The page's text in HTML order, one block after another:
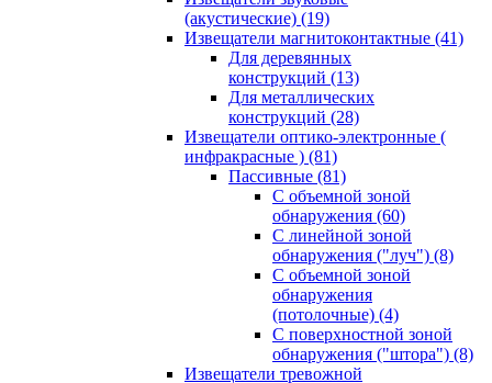
(акустические) (19)
Извещатели магнитоконтактные (41)
Для деревянных
конструкций (13)
Для металлических
конструкций (28)
Извещатели оптико-электронные (
инфракрасные ) (81)
Пассивные (81)
С объемной зоной
обнаружения (60)
С линейной зоной
обнаружения ("луч") (8)
С объемной зоной
обнаружения
(потолочные) (4)
С поверхностной зоной
обнаружения ("штора") (8)
Извещатели тревожной